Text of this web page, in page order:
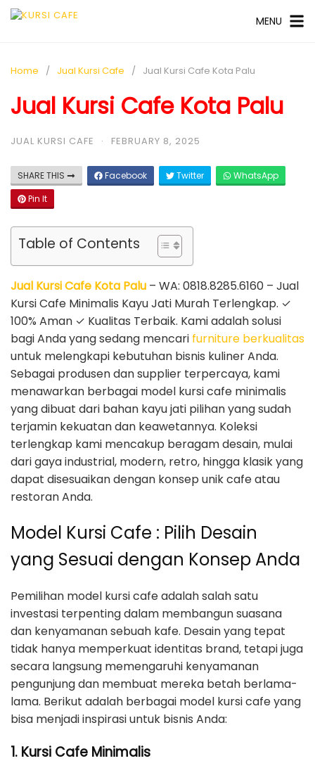
MENU
Home Jual Kursi Cafe Jual Kursi Cafe Kota Palu
Jual Kursi Cafe Kota Palu
JUAL KURSI CAFE · FEBRUARY 8, 2025
SHARE THIS Facebook Twitter
WhatsApp
Pin It
Table of Contents
Jual Kursi Cafe Kota Palu – WA: 0818.8285.6160 – Jual
Kursi Cafe Minimalis Kayu Jati Murah Terlengkap. ✓
100% Aman ✓ Kualitas Terbaik. Kami adalah solusi
bagi Anda yang sedang mencari furniture berkualitas
untuk melengkapi kebutuhan bisnis kuliner Anda.
Sebagai produsen dan supplier terpercaya, kami
menawarkan berbagai model kursi cafe minimalis
yang dibuat dari bahan kayu jati pilihan yang sudah
terjamin kekuatan dan keawetannya. Koleksi
terlengkap kami mencakup beragam desain, mulai
dari gaya industrial, modern, retro, hingga klasik yang
dapat disesuaikan dengan konsep unik cafe atau
restoran Anda.
Model Kursi Cafe : Pilih Desain
yang Sesuai dengan Konsep Anda
Pemilihan model kursi cafe adalah salah satu
investasi terpenting dalam membangun suasana
dan kenyamanan sebuah kafe. Desain yang tepat
tidak hanya memperkuat identitas brand, tetapi juga
secara langsung memengaruhi kenyamanan
pengunjung dan membuat mereka betah berlama-
lama. Berikut adalah berbagai model kursi cafe yang
bisa menjadi inspirasi untuk bisnis Anda:
1. Kursi Cafe Minimalis